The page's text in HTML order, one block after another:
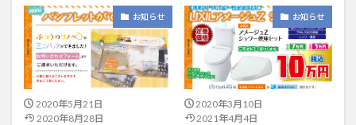
お知らせ
2020年5月21日
2020年8月28日
お知らせ
2020年3月10日
2021年4月4日